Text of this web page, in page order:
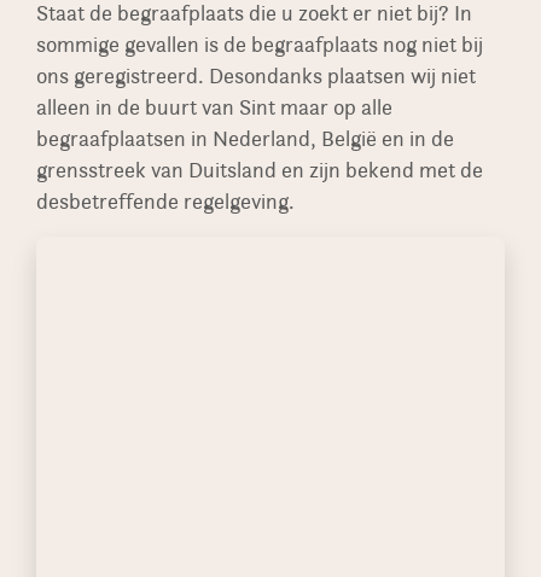
monument is geplaatst.
Staat de begraafplaats die u zoekt er niet bij? In
sommige gevallen is de begraafplaats nog niet bij
ons geregistreerd. Desondanks plaatsen wij niet
alleen in de buurt van Sint maar op alle
begraafplaatsen in Nederland, België en in de
grensstreek van Duitsland en zijn bekend met de
desbetreffende regelgeving.